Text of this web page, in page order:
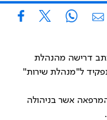
דרישה מהנהלת
ל"מנהלת שירות"
אשר בניהולה